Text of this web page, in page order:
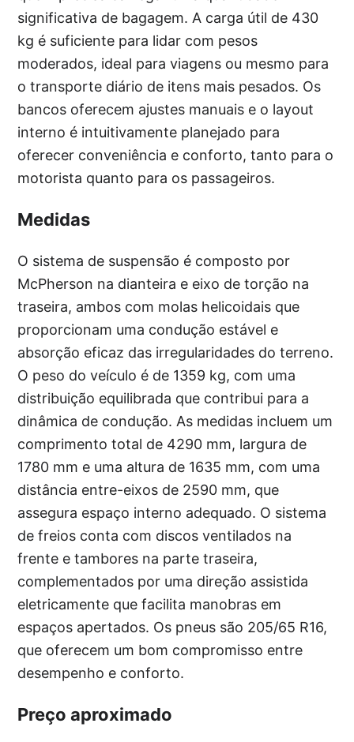
significativa de bagagem. A carga útil de 430
kg é suficiente para lidar com pesos
moderados, ideal para viagens ou mesmo para
o transporte diário de itens mais pesados. Os
bancos oferecem ajustes manuais e o layout
interno é intuitivamente planejado para
oferecer conveniência e conforto, tanto para o
motorista quanto para os passageiros.
Medidas
O sistema de suspensão é composto por
McPherson na dianteira e eixo de torção na
traseira, ambos com molas helicoidais que
proporcionam uma condução estável e
absorção eficaz das irregularidades do terreno.
O peso do veículo é de 1359 kg, com uma
distribuição equilibrada que contribui para a
dinâmica de condução. As medidas incluem um
comprimento total de 4290 mm, largura de
1780 mm e uma altura de 1635 mm, com uma
distância entre-eixos de 2590 mm, que
assegura espaço interno adequado. O sistema
de freios conta com discos ventilados na
frente e tambores na parte traseira,
complementados por uma direção assistida
eletricamente que facilita manobras em
espaços apertados. Os pneus são 205/65 R16,
que oferecem um bom compromisso entre
desempenho e conforto.
Preço aproximado